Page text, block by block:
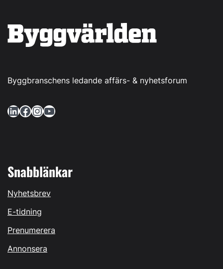
Byggbranschens ledande affärs- & nyhetsforum
LinkedIn Facebook InstagramYouTube
Snabblänkar
Nyhetsbrev
E-tidning
Prenumerera
Annonsera